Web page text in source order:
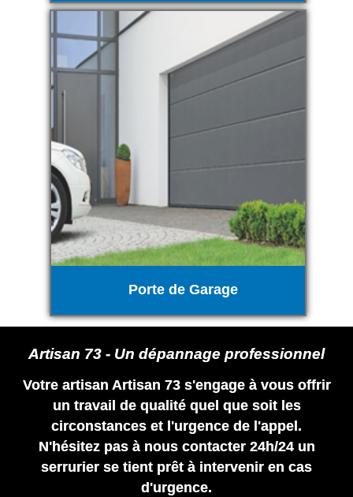
Porte de Garage
Artisan 73 - Un dépannage professionnel
Votre artisan Artisan 73 s'engage à vous offrir
un travail de qualité quel que soit les
circonstances et l'urgence de l'appel.
N'hésitez pas à nous contacter 24h/24 un
serrurier se tient prêt à intervenir en cas
d'urgence.